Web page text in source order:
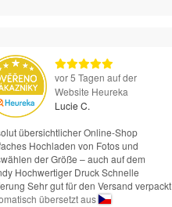
vor 5 Tagen auf der
Website Heureka
Lucie C.
übersichtlicher Online-Shop
Hochladen von Fotos und
der Größe – auch auf dem
Hochwertiger Druck Schnelle
Sehr gut für den Versand verpackt
übersetzt aus